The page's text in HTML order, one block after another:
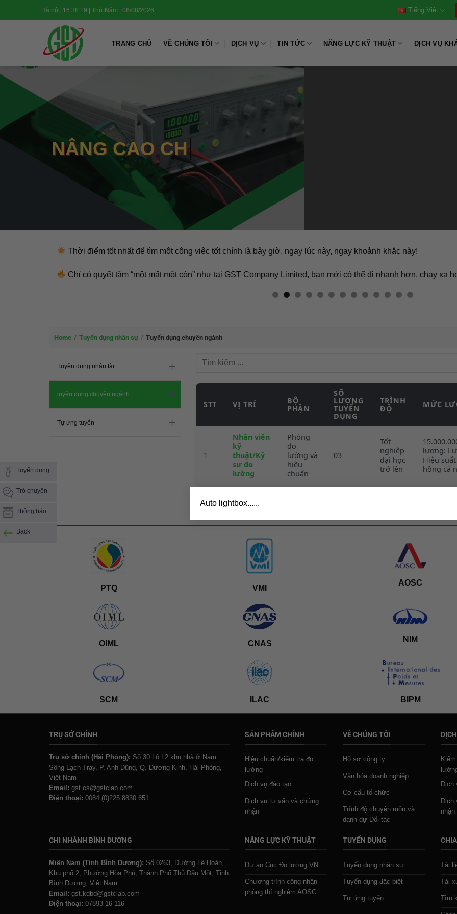
Auto lightbox......
đến
Hà nội, 16:38:19 | Thứ Năm | 06/08/2026 Tiếng Việt
TRANG CHỦ VỀ CHÚNG TÔI DỊCH VỤ TIN TỨC NĂNG LỰC KỸ THUẬT DỊCH VỤ
NÂNG CAO CHẤT LƯ
Thời điểm tốt nhất để tìm một công việc tốt chính là bây giờ, ngay lúc này, ngay khoảnh khắc này!
Chỉ có quyết tâm “một mất một còn” như tại GST Company Limited, bạn mới có thể đi nhanh hơn, chạy xa
Home / Tuyển dụng nhân sự / Tuyển dụng chuyên ngành
Tuyển dụng nhân tài
Tuyển dụng chuyên ngành
Tự ứng tuyển
STT VỊ TRÍ BỘ
PHẬN
SỐ
LƯỢNG
TUYỂN
DỤNG
TRÌNH
ĐỘ MỨC
1
Nhân viên
kỹ
thuật/Kỹ
sư đo
lường
Phòng
đo
lường và
hiệu
chuẩn
03
Tốt
nghiệp
đại học
trở lên
lương:
Hiệu
hồng cá
PTQ VMI
AOSC
OIML CNAS NIM
SCM ILAC BIPM
TRỤ SỞ CHÍNH
Trụ sở chính (Hải Phòng): Số 30 Lô L2 khu nhà ở Nam
Sông Lạch Tray, P. Anh Dũng, Q. Dương Kinh, Hải Phòng,
Việt Nam
Email: gst.cs@gstclab.com
Điện thoại: 0084 (0)225 8830 651
SẢN PHẨM CHÍNH
Hiệu chuẩn/kiểm tra đo
lường
Dịch vụ đào tạo
Dịch vụ tư vấn và chứng
nhận
VỀ CHÚNG TÔI
Hồ sơ công ty
Văn hóa doanh nghiệp
Cơ cấu tổ chức
Trình độ chuyên môn và
danh dự Đối tác
Dịch
Dịch
nhận
CHI NHÁNH BÌNH DƯƠNG
Miền Nam (Tỉnh Bình Dương): Số 0263, Đường Lê Hoàn,
Khu phố 2, Phường Hòa Phú, Thành Phố Thủ Dầu Một, Tỉnh
Bình Dương, Việt Nam
Email: gst.kdbd@gstclab.com
Điện thoại: 07893 16 116
NĂNG LỰC KỸ THUẬT
Dự án Cục Đo lường VN
Chương trình công nhận
phòng thí nghiệm AOSC
TUYỂN DỤNG
Tuyển dụng nhân sự
Tuyển dụng đặc biệt
Tự ứng tuyển
Tài
Tải
Tìm
Tuyển dụng
Trò chuyện
Thông báo
Back